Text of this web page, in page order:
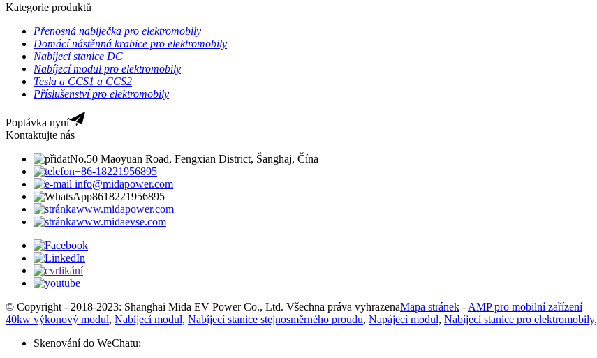
Kategorie produktů
Přenosná nabíječka pro elektromobily
Domácí nástěnná krabice pro elektromobily
Nabíjecí stanice DC
Nabíjecí modul pro elektromobily
Tesla a CCS1 a CCS2
Příslušenství pro elektromobily
Poptávka nyní
Kontaktujte nás
No.50 Maoyuan Road, Fengxian District, Šanghaj, Čína
+86-18221956895
info@midapower.com
8618221956895
www.midapower.com
www.midaevse.com
© Copyright - 2018-2023: Shanghai Mida EV Power Co., Ltd. Všechna práva vyhrazenaMapa stránek - AMP pro mobilní zařízení
40kw výkonový modul, Nabíjecí modul, Nabíjecí stanice stejnosměrného proudu, Napájecí modul, Nabíjecí stanice pro elektromobily,
Skenování do WeChatu: